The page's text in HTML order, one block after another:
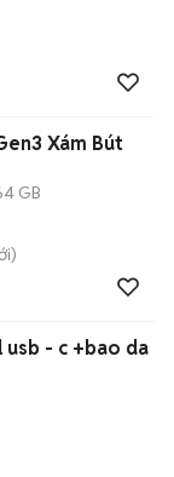
Xám Bút
GB